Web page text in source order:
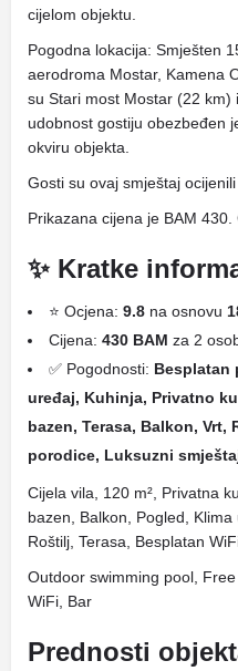
cijelom objektu.
Pogodna lokacija: Smješten
aerodroma Mostar, Kamena
su Stari most Mostar (22 km)
udobnost gostiju obezbeđen
okviru objekta.
Gosti su ovaj smještaj
Prikazana cijena je BAM
✨ Kratke
⭐ Ocjena: 9.8 na osnovu
Cijena: 430 BAM za 2
✅ Pogodnosti: Besplatan
uređaj, Kuhinja, Privatno
bazen, Terasa, Balkon,
porodice, Luksuzni
Cijela vila, 120 m², Privatna
bazen, Balkon, Pogled,
Roštilj, Terasa, Besplatan
Outdoor swimming pool,
WiFi, Bar
Prednosti